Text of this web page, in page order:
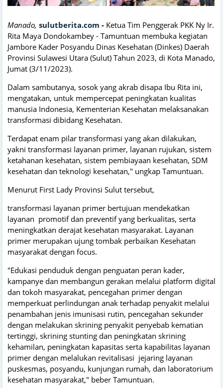
Manado, sulutberita.com - Ketua Tim Penggerak PKK Ny Ir.
Rita Maya Dondokambey - Tamuntuan membuka kegiatan
Jambore Kader Posyandu Dinas Kesehatan (Dinkes) Daerah
Provinsi Sulawesi Utara (Sulut) Tahun 2023, di Kota Manado,
Jumat (3/11/2023).
Dalam sambutanya, sosok yang akrab disapa Ibu Rita ini,
mengatakan, untuk mempercepat peningkatan kualitas
manusia Indonesia, Kementerian Kesehatan melaksanakan
transformasi dibidang Kesehatan.
Terdapat enam pilar transformasi yang akan dilakukan,
yakni transformasi layanan primer, layanan rujukan, sistem
ketahanan kesehatan, sistem pembiayaan kesehatan, SDM
kesehatan dan teknologi kesehatan," ungkap Tamuntuan.
Menurut First Lady Provinsi Sulut tersebut,
transformasi layanan primer bertujuan mendekatkan
layanan promotif dan preventif yang berkualitas, serta
meningkatkan derajat kesehatan masyarakat. Layanan
primer merupakan ujung tombak perbaikan Kesehatan
masyarakat dengan focus.
"Edukasi penduduk dengan penguatan peran kader,
kampanye dan membangun gerakan melalui platform digital
dan tokoh masyarakat, pencegahan primer dengan
memperkuat perlindungan anak terhadap penyakit melalui
penambahan jenis imunisasi rutin, pencegahan sekunder
dengan melakukan skrining penyakit penyebab kematian
tertinggi, skrining stunting dan peningkatan skrining
kehamilan, peningkatan kapasitas serta kapabilitas layanan
primer dengan melalukan revitalisasi jejaring layanan
puskesmas, posyandu, kunjungan rumah, dan laboratorium
kesehatan masyarakat," beber Tamuntuan.